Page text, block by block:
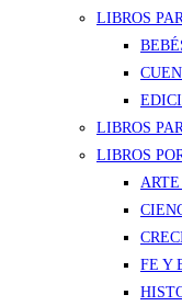
LIBROS
LIBROS
LIBROS
FE Y